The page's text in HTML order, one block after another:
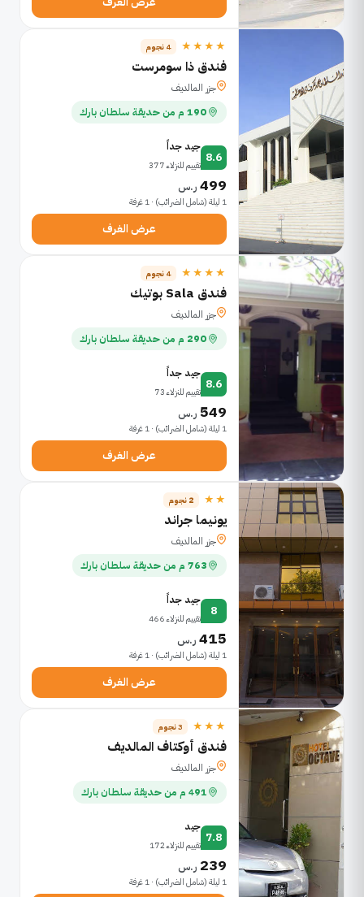
★★★★ 4 نجوم
فندق ذا سومرست
جزر المالديف
190 م من حديقة سلطان بارك
8.6
جيد جداً
تقييم للنزلاء 377
499 ر.س
1 ليلة (شامل الضرائب) · 1 غرفة
عرض الغرف
★★★★ 4 نجوم
فندق Sala بوتيك
جزر المالديف
290 م من حديقة سلطان بارك
8.6
جيد جداً
تقييم للنزلاء 73
549 ر.س
1 ليلة (شامل الضرائب) · 1 غرفة
عرض الغرف
★★ 2 نجوم
يونيما جراند
جزر المالديف
763 م من حديقة سلطان بارك
8
جيد جداً
تقييم للنزلاء 466
415 ر.س
1 ليلة (شامل الضرائب) · 1 غرفة
عرض الغرف
★★★ 3 نجوم
فندق أوكتاف المالديف
جزر المالديف
491 م من حديقة سلطان بارك
7.8
جيد
تقييم للنزلاء 172
239 ر.س
1 ليلة (شامل الضرائب) · 1 غرفة